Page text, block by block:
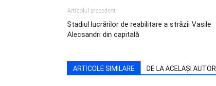
Articolul precedent
Stadiul lucrărilor de reabilitare a străzii Vasile
Alecsandri din capitală
ARTICOLE SIMILARE DE LA ACELAȘI AUTOR